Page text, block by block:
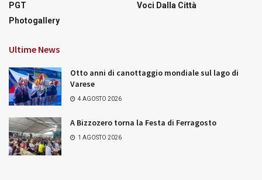
PGT
Photogallery
Voci Dalla Città
Ultime News
Otto anni di canottaggio mondiale sul lago di
Varese
4 AGOSTO 2026
A Bizzozero torna la Festa di Ferragosto
1 AGOSTO 2026